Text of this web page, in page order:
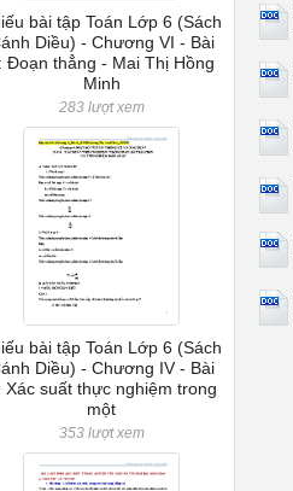
bài tập Toán Lớp 6 (Sách
Diều) - Chương VI - Bài
Đoạn thẳng - Mai Thị Hồng
Minh
283 lượt xem
bài tập Toán Lớp 6 (Sách
Diều) - Chương IV - Bài
Xác suất thực nghiệm trong
một
353 lượt xem